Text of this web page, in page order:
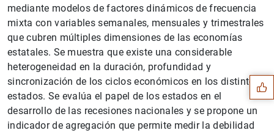
mediante modelos de factores dinámicos de frecuencia
mixta con variables semanales, mensuales y trimestrales
que cubren múltiples dimensiones de las economías
estatales. Se muestra que existe una considerable
heterogeneidad en la duración, profundidad y
sincronización de los ciclos económicos en los distintos
estados. Se evalúa el papel de los estados en el
desarrollo de las recesiones nacionales y se propone un
indicador de agregación que permite medir la debilidad
Sugerencias